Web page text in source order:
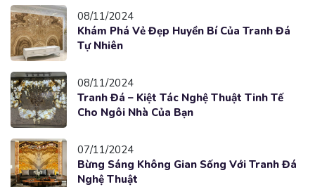
08/11/2024
Khám Phá Vẻ Đẹp Huyền Bí Của Tranh Đá
Tự Nhiên
08/11/2024
Tranh Đá – Kiệt Tác Nghệ Thuật Tinh Tế
Cho Ngôi Nhà Của Bạn
07/11/2024
Bừng Sáng Không Gian Sống Với Tranh Đá
Nghệ Thuật